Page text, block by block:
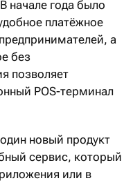
начале года было
платёжное
а
без
позволяет
POS-терминал
новый продукт
сервис, который
или в